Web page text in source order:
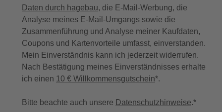
Daten durch hagebau, die E-Mail-Werbung, die
Analyse meines E-Mail-Umgangs sowie die
Zusammenführung und Analyse meiner Kaufdaten,
Coupons und Kartenvorteile umfasst, einverstanden.
Mein Einverständnis kann ich jederzeit widerrufen.
Nach Bestätigung meines Einverständnisses erhalte
ich einen 10 € Willkommensgutschein*.
Bitte beachte auch unsere Datenschutzhinweise.